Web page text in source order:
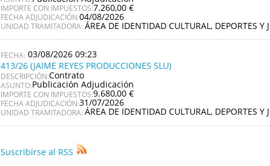
IMPORTE CON IMPUESTOS:7.260,00 €
FECHA ADJUDICACIÓN:04/08/2026
UNIDAD TRAMITADORA: ÁREA DE IDENTIDAD CULTURAL, DEPORTES
03/08/2026 09:23
413/26 (JAIME REYES PRODUCCIONES SLU)
DESCRIPCIÓN:Contrato
ASUNTO:Publicación Adjudicación
IMPORTE CON IMPUESTOS:9.680,00 €
FECHA ADJUDICACIÓN:31/07/2026
UNIDAD TRAMITADORA: ÁREA DE IDENTIDAD CULTURAL, DEPORTES
Suscribirse al RSS